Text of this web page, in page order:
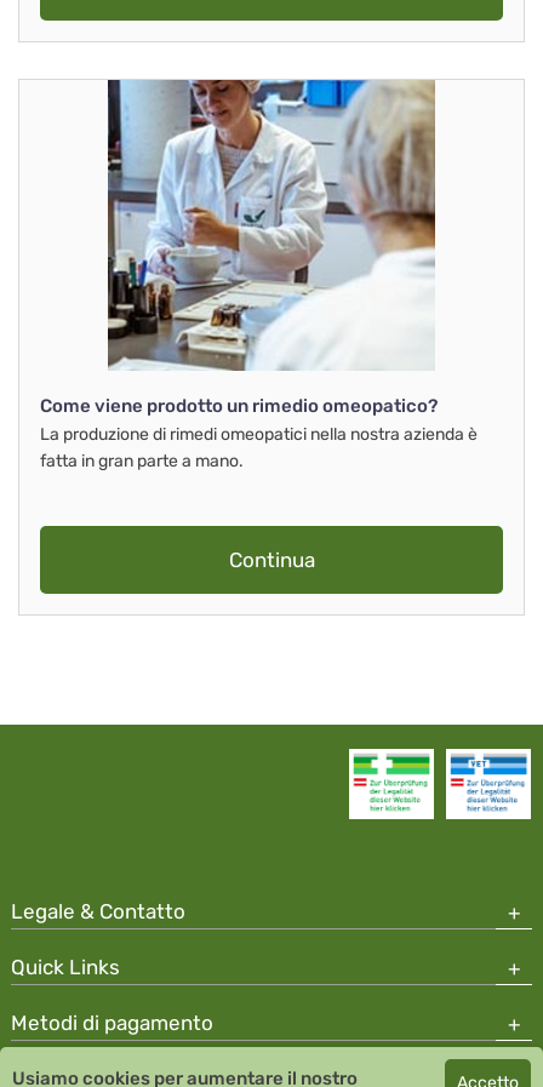
Come viene prodotto un rimedio omeopatico?
La produzione di rimedi omeopatici nella nostra azienda è
fatta in gran parte a mano.
Continua
Legale & Contatto
Quick Links
Metodi di pagamento
Usiamo cookies per aumentare il nostro Accetto